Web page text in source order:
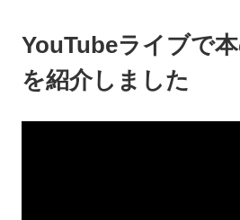
YouTubeライブで
を紹介しました